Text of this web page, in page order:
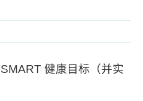
健康目标（并实